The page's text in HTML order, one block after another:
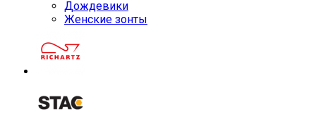
Дождевики
Женские зонты